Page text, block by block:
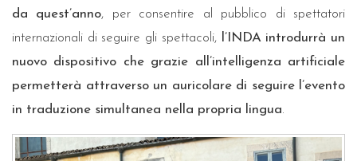
da quest’anno, per consentire al pubblico di spettatori
internazionali di seguire gli spettacoli, l’INDA introdurrà un
nuovo dispositivo che grazie all’intelligenza artificiale
permetterà attraverso un auricolare di seguire l’evento
in traduzione simultanea nella propria lingua.